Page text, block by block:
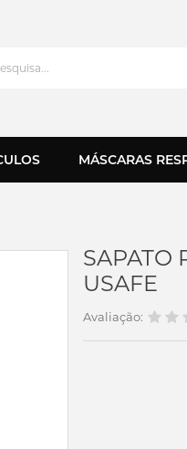
MÁSCARAS
SAPATO
USAFE
Avaliação: